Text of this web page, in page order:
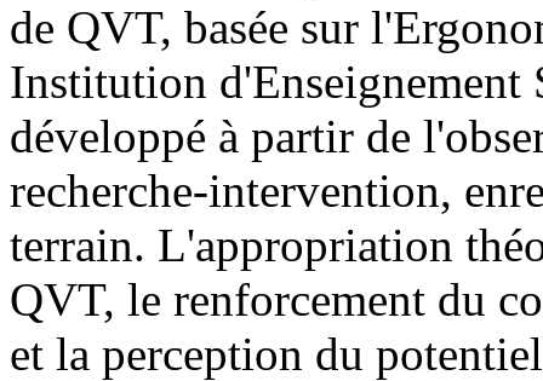
de QVT, basée sur
Institution d'Enseignement
développé à partir de
recherche-intervention,
terrain. L'appropriation
QVT, le renforcement du
et la perception du